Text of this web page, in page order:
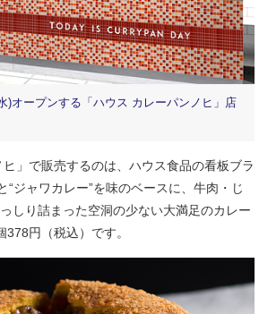
)オープンする「ハウス カレーパンノヒ」店
」で販売するのは、ハウス食品の看板ブラ
“ジャワカレー”を味のベースに、牛肉・じ
しり詰まった空洞の少ない大満足のカレー
円（税込）です。